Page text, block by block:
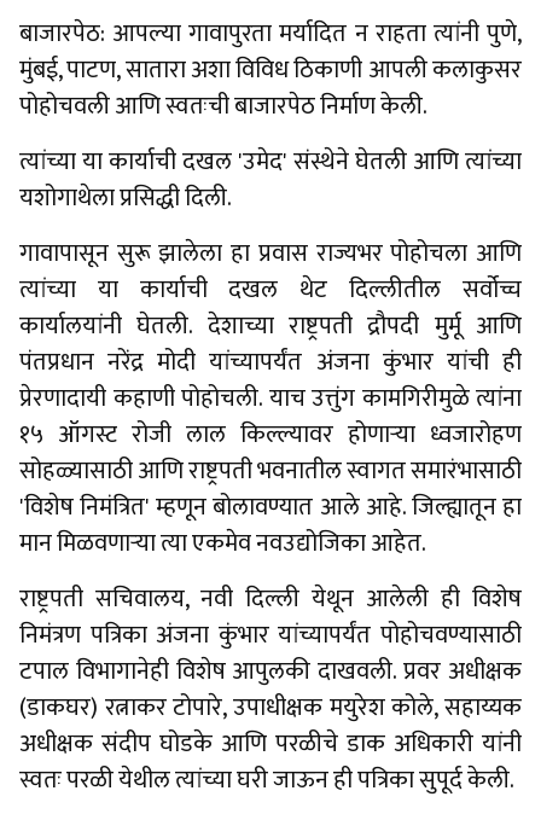
बाजारपेठ: आपल्या गावापुरता मर्यादित न राहता त्यांनी पुणे,
मुंबई, पाटण, सातारा अशा विविध ठिकाणी आपली कलाकुसर
पोहोचवली आणि स्वतःची बाजारपेठ निर्माण केली.
त्यांच्या या कार्याची दखल 'उमेद' संस्थेने घेतली आणि त्यांच्या
यशोगाथेला प्रसिद्धी दिली.
गावापासून सुरू झालेला हा प्रवास राज्यभर पोहोचला आणि
त्यांच्या या कार्याची दखल थेट दिल्लीतील सर्वोच्च
कार्यालयांनी घेतली. देशाच्या राष्ट्रपती द्रौपदी मुर्मू आणि
पंतप्रधान नरेंद्र मोदी यांच्यापर्यंत अंजना कुंभार यांची ही
प्रेरणादायी कहाणी पोहोचली. याच उत्तुंग कामगिरीमुळे त्यांना
१५ ऑगस्ट रोजी लाल किल्ल्यावर होणाऱ्या ध्वजारोहण
सोहळ्यासाठी आणि राष्ट्रपती भवनातील स्वागत समारंभासाठी
'विशेष निमंत्रित' म्हणून बोलावण्यात आले आहे. जिल्ह्यातून हा
मान मिळवणाऱ्या त्या एकमेव नवउद्योजिका आहेत.
राष्ट्रपती सचिवालय, नवी दिल्ली येथून आलेली ही विशेष
निमंत्रण पत्रिका अंजना कुंभार यांच्यापर्यंत पोहोचवण्यासाठी
टपाल विभागानेही विशेष आपुलकी दाखवली. प्रवर अधीक्षक
(डाकघर) रत्नाकर टोपारे, उपाधीक्षक मयुरेश कोले, सहाय्यक
अधीक्षक संदीप घोडके आणि परळीचे डाक अधिकारी यांनी
स्वतः परळी येथील त्यांच्या घरी जाऊन ही पत्रिका सुपूर्द केली.